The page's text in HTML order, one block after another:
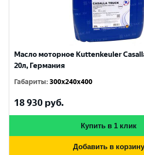
Масло моторное Kuttenkeuler
20л, Германия
Габариты:300x240x400
18 930 руб.
Купить в 1 клик
Добавить в корзину